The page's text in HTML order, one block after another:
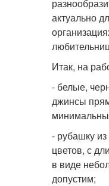
актуально
Итак, на
- белые,
джинсы
- рубашку
цветов, с
в виде
допустим;